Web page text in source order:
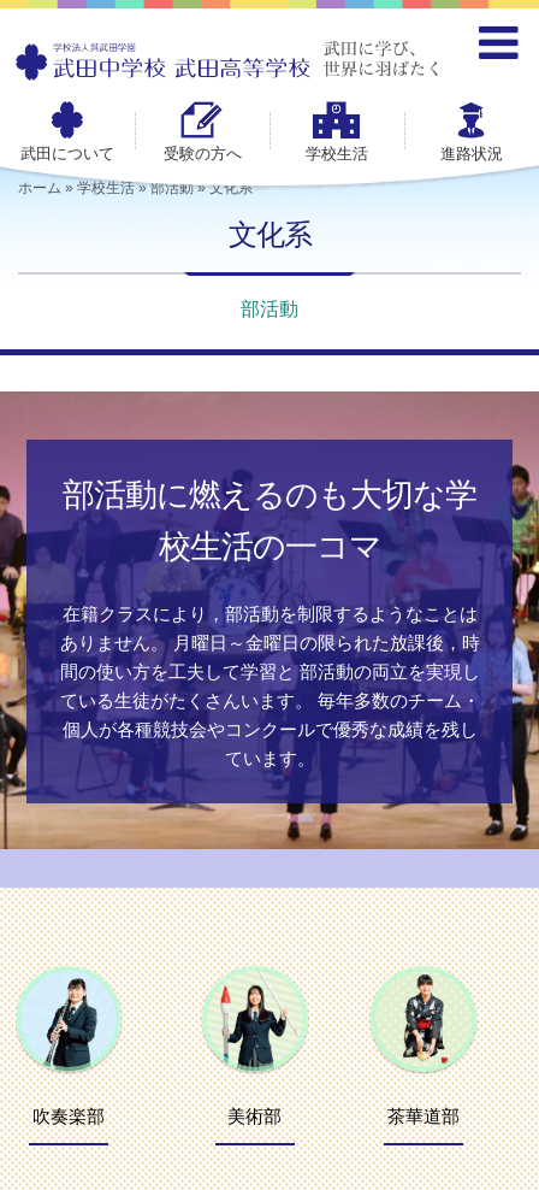
武田について 受験の方へ 学校生活 進路状況
ホーム » 学校生活»部活動»文化系
文化系
部活動
部活動に燃えるのも大切な学
校生活の一コマ
在籍クラスにより，部活動を制限するようなことは
ありません。 月曜日～金曜日の限られた放課後，時
間の使い方を工夫して学習と部活動の両立を実現し
ている生徒がたくさんいます。
毎年多数のチーム・
個人が各種競技会やコンクールで優秀な成績を残し
ています。
吹奏楽部 美術部 茶華道部